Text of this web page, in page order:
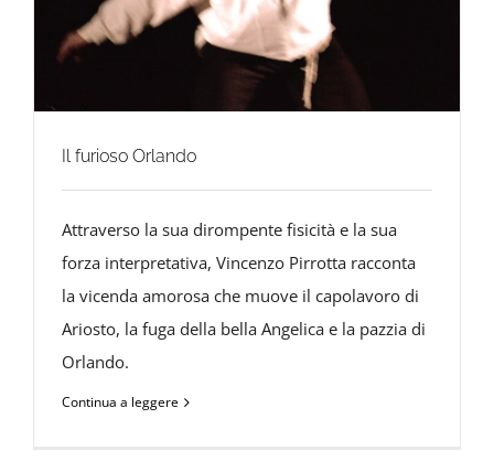
Il furioso Orlando
Attraverso la sua dirompente fisicità e la sua
forza interpretativa, Vincenzo Pirrotta racconta
la vicenda amorosa che muove il capolavoro di
Ariosto, la fuga della bella Angelica e la pazzia di
Orlando.
Continua a leggere